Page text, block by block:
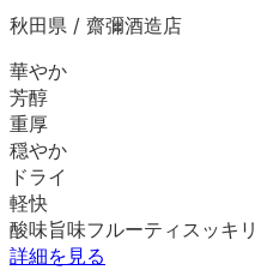
秋田県 / 齋彌酒造店
華やか
芳醇
重厚
穏やか
ドライ
軽快
酸味旨味フルーティ スッキリ
詳細を見る